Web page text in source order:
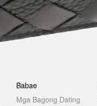
Babae
Mga Bagong Dating